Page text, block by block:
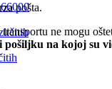
pošta.
ne mogu
na kojoj su